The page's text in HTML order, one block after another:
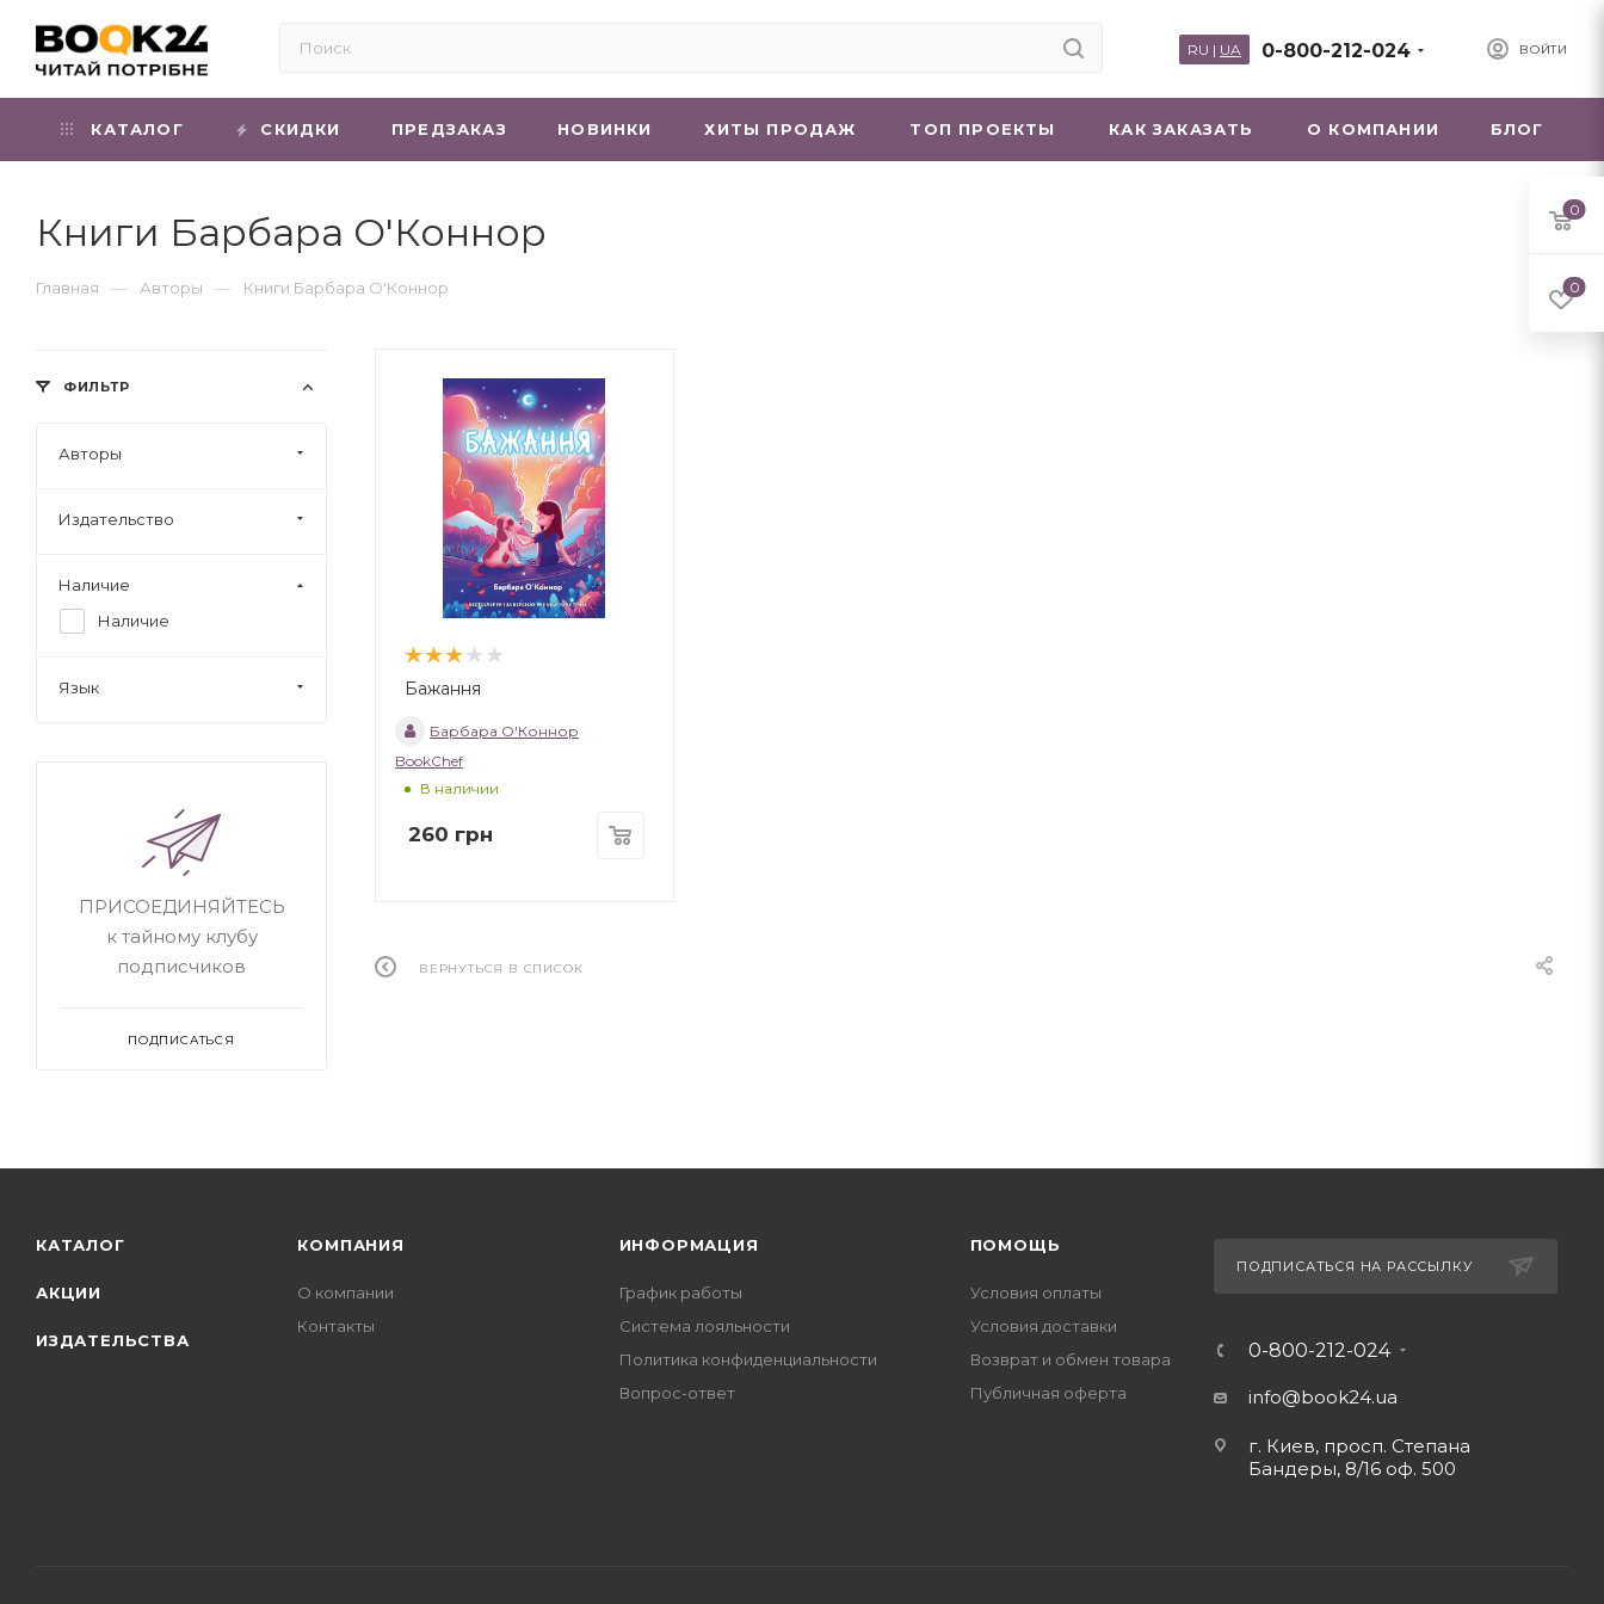
ВОЙТИ
0-800-212-024
RU | UA
КАТАЛОГ СКИДКИ ПРЕДЗАКАЗ НОВИНКИ ХИТЫ ПРОДАЖ ТОП ПРОЕКТЫ КАК ЗАКАЗАТЬ О КОМПАНИИ БЛОГ
Книги Барбара О'Коннор
Главная — Авторы — Книги Барбара О'Коннор
Бажання
Барбара О'Коннор
BookChef
В наличии
260 грн
ВЕРНУТЬСЯ В СПИСОК
ФИЛЬТР
Авторы
Издательство
Наличие
Наличие
Язык
ПРИСОЕДИНЯЙТЕСЬ
к тайному клубу
подписчиков
ПОДПИСАТЬСЯ
КАТАЛОГ
АКЦИИ
ИЗДАТЕЛЬСТВА
КОМПАНИЯ
О компании
Контакты
ИНФОРМАЦИЯ
График работы
Система лояльности
Политика конфиденциальности
Вопрос-ответ
ПОМОЩЬ
Условия оплаты
Условия доставки
Возврат и обмен товара
Публичная оферта
ПОДПИСАТЬСЯ НА РАССЫЛКУ
0-800-212-024
info@book24.ua
г. Киев, просп. Степана
Бандеры, 8/16 оф. 500
0
0